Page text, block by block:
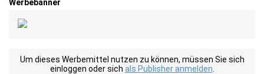
Werbebanner
Um dieses Werbemittel nutzen zu können, müssen Sie sich
einloggen oder sich als Publisher anmelden